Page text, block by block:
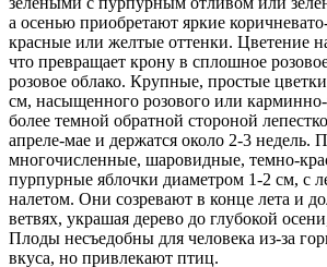
а осенью приобретают яркие
красные или желтые оттенки. Цветение
что превращает крону в сплошное
розовое облако. Крупные, простые
см, насыщенного розового или карминно-
более темной обратной стороной
апреле-мае и держатся около 2-3 недель.
многочисленные, шаровидные, темно-
пурпурные яблочки диаметром 1-2 см, с
налетом. Они созревают в конце лета и
ветвях, украшая дерево до глубокой
Плоды несъедобны для человека из-за
вкуса, но привлекают птиц.